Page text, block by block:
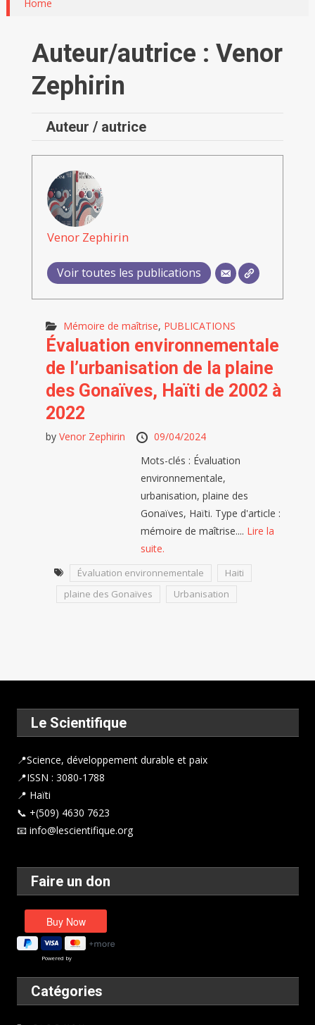
Home
Auteur/autrice : Venor
Zephirin
Auteur / autrice
Venor Zephirin
Voir toutes les publications
Mémoire de maîtrise, PUBLICATIONS
Évaluation environnementale
de l’urbanisation de la plaine
des Gonaïves, Haïti de 2002 à
2022
by Venor Zephirin
09/04/2024
Mots-clés : Évaluation
environnementale,
urbanisation, plaine des
Gonaïves, Haïti. Type d'article :
mémoire de maîtrise.... Lire la
suite.
Évaluation environnementale
Haiti
plaine des Gonaïves
Urbanisation
Le Scientifique
📍Science, développement durable et paix
📍ISSN : 3080-1788
📍 Haïti
📞 +(509) 4630 7623
📧 info@lescientifique.org
Faire un don
Powered by
Catégories